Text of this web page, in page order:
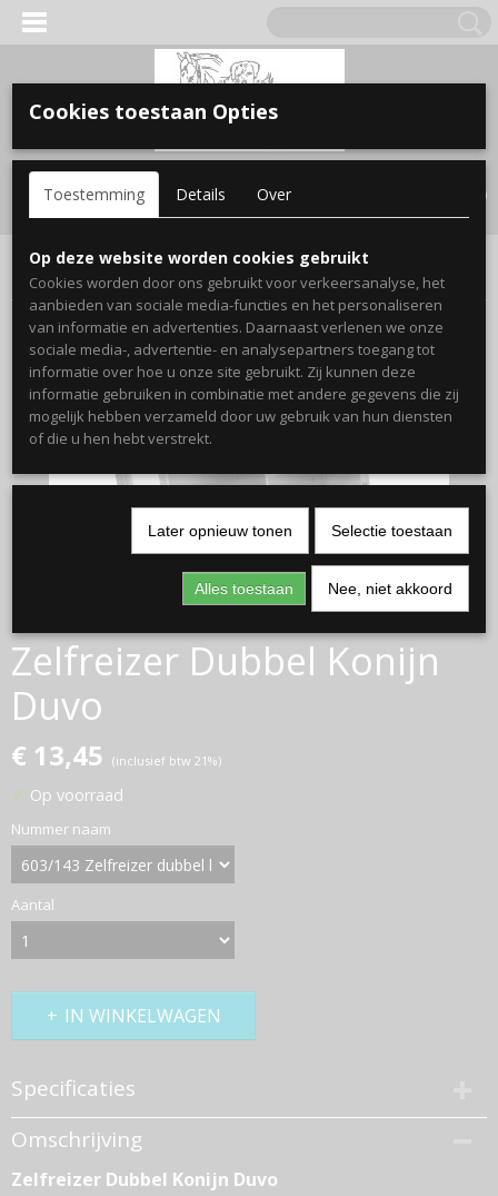
Inloggen Registreren
(0)
Home >knaagdier> Knaagdier accesoires>Zelfreizer Dubbel
Konijn Duvo
Zelfreizer Dubbel Konijn
Duvo
€ 13,45 (inclusief btw 21%)
✓ Op voorraad
Nummer naam
Aantal
IN WINKELWAGEN
Specificaties
Productcode
603/143-583
EAN code
Omschrijving
Zelfreizer Dubbel Konijn Duvo
Cookies toestaan Opties
Toestemming Details Over
Op deze website worden cookies gebruikt
Cookies worden door ons gebruikt voor verkeersanalyse, het
aanbieden van sociale media-functies en het personaliseren
van informatie en advertenties. Daarnaast verlenen we onze
sociale media-, advertentie- en analysepartners toegang tot
informatie over hoe u onze site gebruikt. Zij kunnen deze
informatie gebruiken in combinatie met andere gegevens die zij
mogelijk hebben verzameld door uw gebruik van hun diensten
of die u hen hebt verstrekt.
Later opnieuw tonen Selectie toestaan
Alles toestaan Nee, niet akkoord